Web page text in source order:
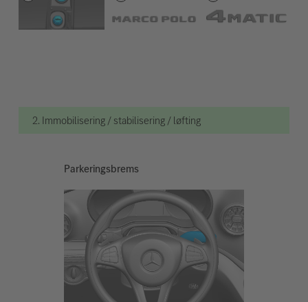
2. Immobilisering / stabilisering / løfting
Parkeringsbrems